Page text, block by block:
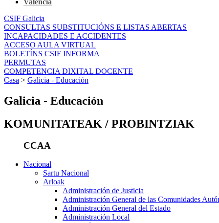
CSIF Galicia
CONSULTAS SUBSTITUCIÓNS E LISTAS ABERTAS
INCAPACIDADES E ACCIDENTES
ACCESO AULA VIRTUAL
BOLETÍNS CSIF INFORMA
PERMUTAS
COMPETENCIA DIXITAL DOCENTE
Casa > Galicia - Educación
Galicia - Educación
KOMUNITATEAK / PROBINTZIAK
CCAA
Nacional
Sartu Nacional
Arloak
Administración de Justicia
Administración General de las Comunidades
Administración General del Estado
Administración Local